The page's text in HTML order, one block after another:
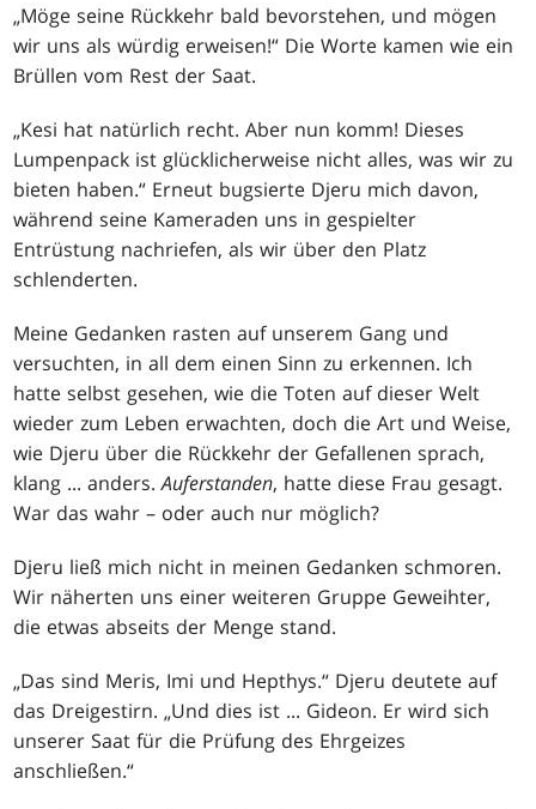
„Möge seine Rückkehr bald bevorstehen, und mögen
wir uns als würdig erweisen!“ Die Worte kamen wie ein
Brüllen vom Rest der Saat.
„Kesi hat natürlich recht. Aber nun komm! Dieses
Lumpenpack ist glücklicherweise nicht alles, was wir zu
bieten haben.“ Erneut bugsierte Djeru mich davon,
während seine Kameraden uns in gespielter
Entrüstung nachriefen, als wir über den Platz
schlenderten.
Meine Gedanken rasten auf unserem Gang und
versuchten, in all dem einen Sinn zu erkennen. Ich
hatte selbst gesehen, wie die Toten auf dieser Welt
wieder zum Leben erwachten, doch die Art und Weise,
wie Djeru über die Rückkehr der Gefallenen sprach,
klang ... anders.Auferstanden, hatte diese Frau gesagt.
War das wahr – oder auch nur möglich?
Djeru ließ mich nicht in meinen Gedanken schmoren.
Wir näherten uns einer weiteren Gruppe Geweihter,
die etwas abseits der Menge stand.
„Das sind Meris, Imi und Hepthys.“ Djeru deutete auf
das Dreigestirn. „Und dies ist ... Gideon. Er wird sich
unserer Saat für die Prüfung des Ehrgeizes
anschließen.“